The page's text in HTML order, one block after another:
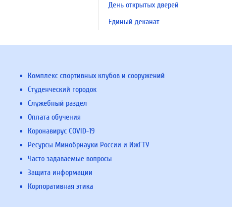
День открытых дверей
Единый деканат
Комплекс спортивных клубов и сооружений
Студенческий городок
Служебный раздел
Оплата обучения
Коронавирус COVID-19
Ресурсы Минобрнауки России и ИжГТУ
Часто задаваемые вопросы
Защита информации
Корпоративная этика